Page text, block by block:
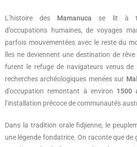
L’histoire des Mamanuca se lit à
d’occupations humaines, de voyages
parfois mouvementées avec le reste du
îles ne deviennent une destination de
furent le refuge de navigateurs venus de
recherches archéologiques menées sur
d’occupation remontant à environ 1500
l’installation précoce de communautés
Dans la tradition orale fidjienne, le
une légende fondatrice. On raconte que de